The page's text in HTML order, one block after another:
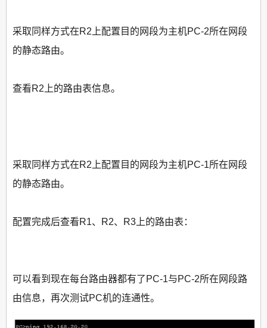
采取同样方式在R2上配置目的网段为主机PC-2所在网段
的静态路由。
查看R2上的路由表信息。
采取同样方式在R2上配置目的网段为主机PC-1所在网段
的静态路由。
配置完成后查看R1、R2、R3上的路由表：
可以看到现在每台路由器都有了PC-1与PC-2所在网段路
由信息，再次测试PC机的连通性。